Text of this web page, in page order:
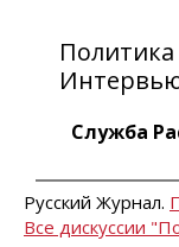
Служба
Русский Журнал.
Все дискуссии